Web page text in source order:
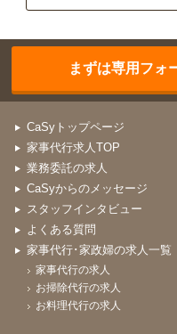
まずは専用フォ
CaSyトップページ
家事代行求人TOP
業務委託の求人
CaSyからのメッセージ
スタッフインタビュー
よくある質問
家事代行･家政婦の求人一覧
家事代行の求人
お掃除代行の求人
お料理代行の求人